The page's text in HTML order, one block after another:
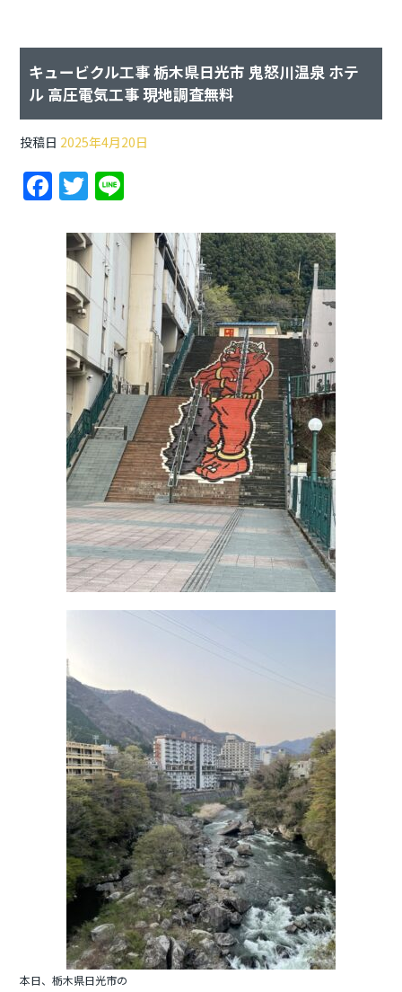
キュービクル工事 栃木県日光市 鬼怒川温泉 ホテ
ル 高圧電気工事 現地調査無料
投稿日 2025年4月20日
F
c
e
b
o
o
k
T
itt
er
e
本日、栃木県日光市の